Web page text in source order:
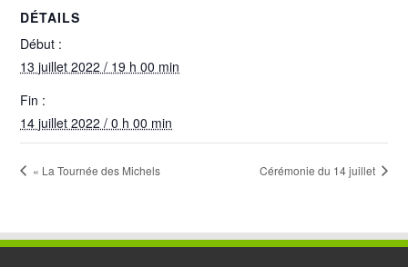
DÉTAILS
Début :
13 juillet 2022 / 19 h 00 min
Fin :
14 juillet 2022 / 0 h 00 min
« La Tournée des Michels Cérémonie du 14 juillet